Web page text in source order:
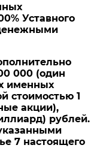
Уставного
000 (один
именных
стоимостью 1
акции),
рублей.
7 настоящего